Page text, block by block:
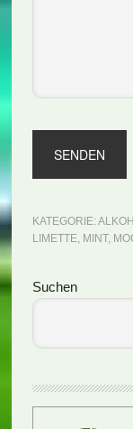
KATEGORIE:
LIMETTE, MINT,
Suchen